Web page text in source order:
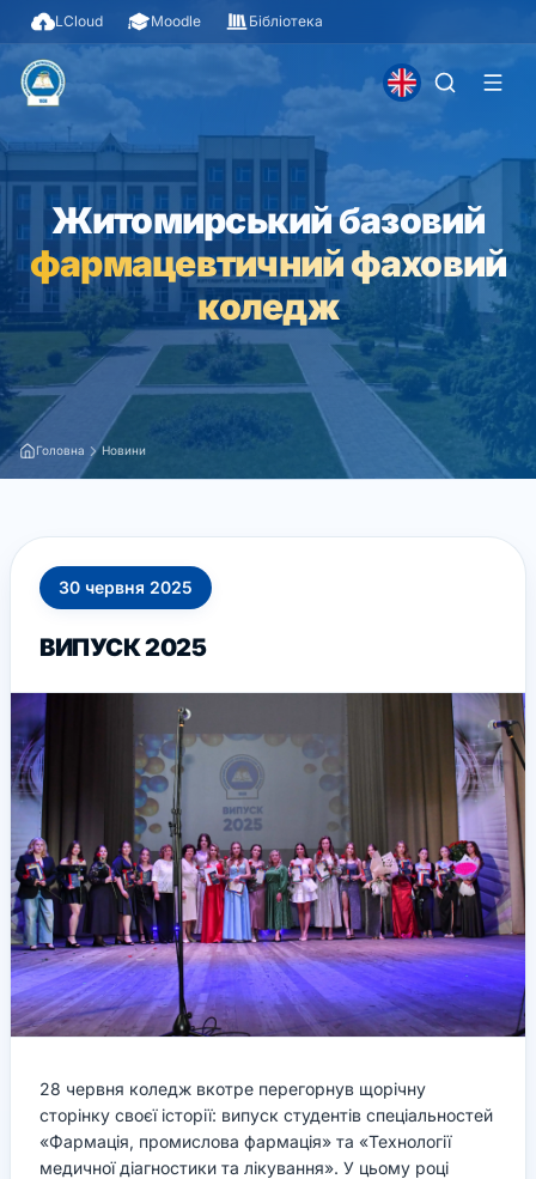
LCloud Moodle Бібліотека
Житомирський базовий
фармацевтичний фаховий
коледж
Головна Новини
30 червня 2025
ВИПУСК 2025
28 червня коледж вкотре перегорнув щорічну
сторінку своєї історії: випуск студентів спеціальностей
«Фармація, промислова фармація» та «Технології
медичної діагностики та лікування». У цьому році